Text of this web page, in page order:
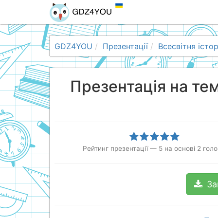
GDZ4YOU Презентації Всесвітня
Презентація на
Рейтинг презентації — 5 на основі 2